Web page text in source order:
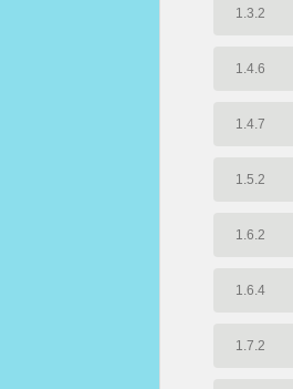
1.3.2
1.4.6
1.4.7
1.5.2
1.6.2
1.6.4
1.7.2